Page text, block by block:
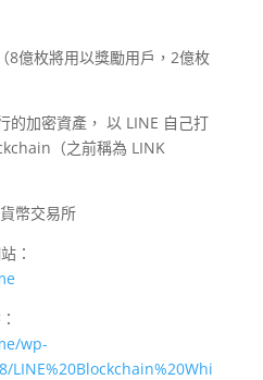
億枚將用以獎勵用戶，2億枚
加密資產， 以 LINE 自己打
（之前稱為 LINK
幣交易所
：
wp-